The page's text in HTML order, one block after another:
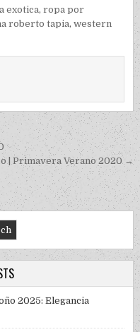
exotica,ropa por
roberto tapia,western
| Primavera Verano 2020 →
2025: Elegancia